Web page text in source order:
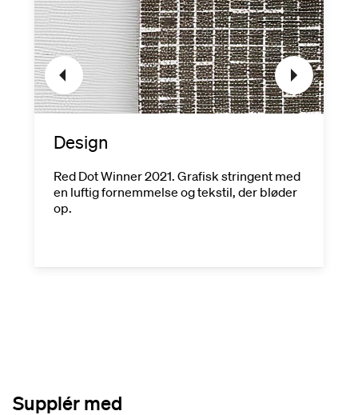
Design
Red Dot Winner 2021. Grafisk stringent med
en luftig fornemmelse og tekstil, der bløder
op.
Supplér med